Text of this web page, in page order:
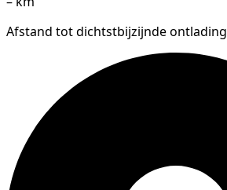
Afstand tot dichtstbijzijnde ontlading